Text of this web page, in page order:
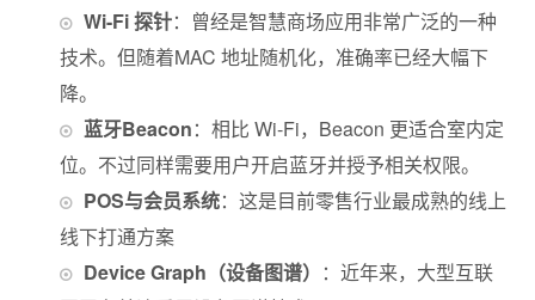
Wi-Fi 探针：曾经是智慧商场应用非常广泛的一种
技术。但随着MAC 地址随机化，准确率已经大幅下
降。
蓝牙Beacon：相比 Wi-Fi，Beacon 更适合室内定
位。不过同样需要用户开启蓝牙并授予相关权限。
POS与会员系统：这是目前零售行业最成熟的线上
线下打通方案
Device Graph（设备图谱） ：近年来，大型互联